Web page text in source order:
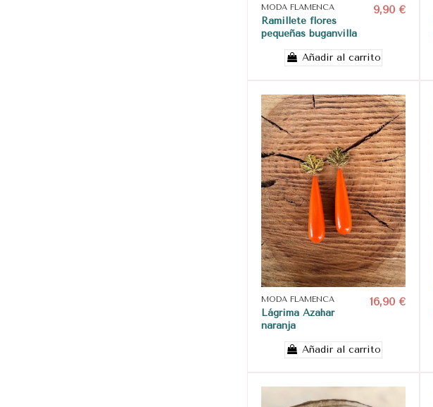
MODA FLAMENCA
Ramillete flores
pequeñas buganvilla
9,90 €
Añadir al carrito
MODA FLAMENCA
Lágrima Azahar
naranja
16,90 €
Añadir al carrito